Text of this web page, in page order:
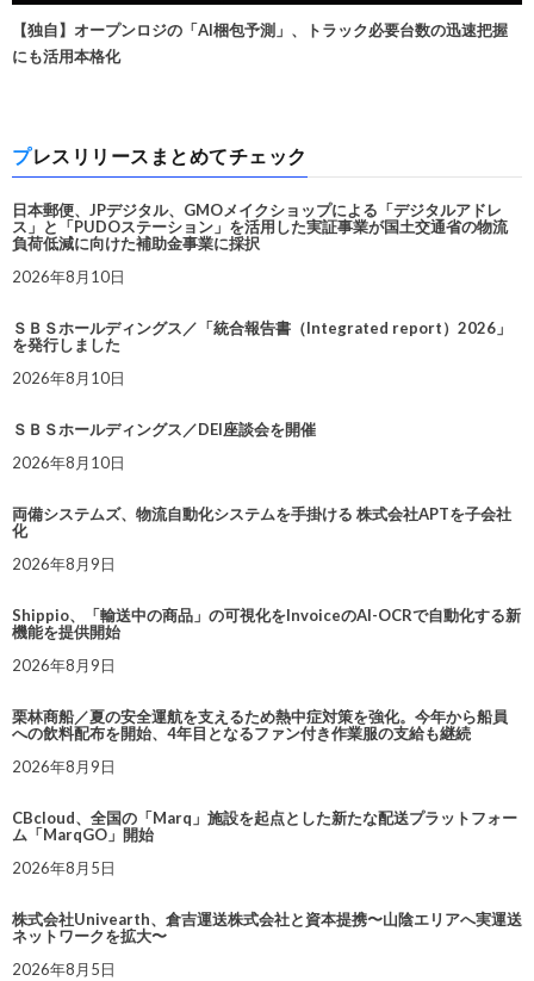
【独自】オープンロジの「AI梱包予測」、トラック必要台数の迅速把握
にも活用本格化
プレスリリースまとめてチェック
日本郵便、JPデジタル、GMOメイクショップによる「デジタルアドレ
ス」と「PUDOステーション」を活用した実証事業が国土交通省の物流
負荷低減に向けた補助金事業に採択
2026年8月10日
ＳＢＳホールディングス／「統合報告書（Integrated report）2026」
を発行しました
2026年8月10日
ＳＢＳホールディングス／DEI座談会を開催
2026年8月10日
両備システムズ、物流自動化システムを手掛ける 株式会社APTを子会社
化
2026年8月9日
Shippio、「輸送中の商品」の可視化をInvoiceのAI-OCRで自動化する新
機能を提供開始
2026年8月9日
栗林商船／夏の安全運航を支えるため熱中症対策を強化。今年から船員
への飲料配布を開始、4年目となるファン付き作業服の支給も継続
2026年8月9日
CBcloud、全国の「Marq」施設を起点とした新たな配送プラットフォー
ム「MarqGO」開始
2026年8月5日
株式会社Univearth、倉吉運送株式会社と資本提携〜山陰エリアへ実運送
ネットワークを拡大〜
2026年8月5日